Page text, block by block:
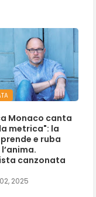
Monaco canta
metrica": la
e ruba
canzonata
2025